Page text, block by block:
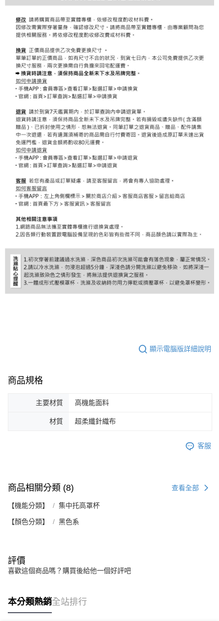
顯示電腦版詳細說明
商品規格
主要材質 高機能面料
材質 超柔纖針織布
客服
商品相關分類 (8) 查看全部
【機能分類】 集中托高罩杯
【顏色分類】 黑色系
評價
喜歡這個商品嗎？購買後給他一個好評吧
本分類熱銷全站排行